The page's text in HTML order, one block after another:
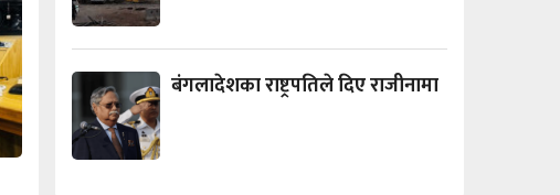
बंगलादेशका राष्ट्रपतिले दिए राजीनामा